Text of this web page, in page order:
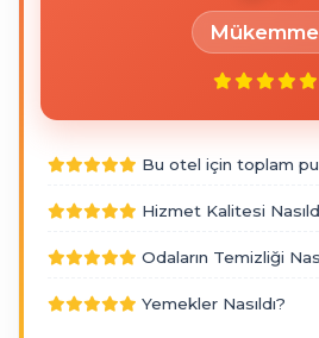
Bu otel için toplam
Hizmet Kalitesi
Odaların Temizliği
Yemekler Nasıldı?